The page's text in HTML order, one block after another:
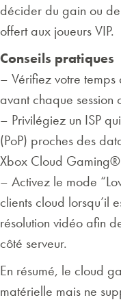
décider du gain ou
offert aux joueurs VIP.
Conseils pratiques
– Vérifiez votre
avant chaque session
– Privilégiez un ISP
(PoP) proches des
Xbox Cloud
– Activez le mode
clients cloud lorsqu’il
résolution vidéo afin
côté serveur.
En résumé, le cloud
matérielle mais ne